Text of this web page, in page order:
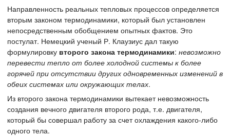
Направленность реальных тепловых процессов определяется
вторым законом термодинамики, который был установлен
непосредственным обобщением опытных фактов. Это
постулат. Немецкий ученый Р. Клаузиус дал такую
формулировку второго закона термодинамики: невозможно
перевести тепло от более холодной системы к более
горячей при отсутствии других одновременных изменений в
обеих системах или окружающих телах.
Из второго закона термодинамики вытекает невозможность
создания вечного двигателя второго рода, т.е. двигателя,
который бы совершал работу за счет охлаждения какого-либо
одного тела.